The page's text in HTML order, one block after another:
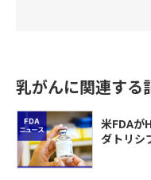
乳がんに関連する
米FDAが
ダトリシ